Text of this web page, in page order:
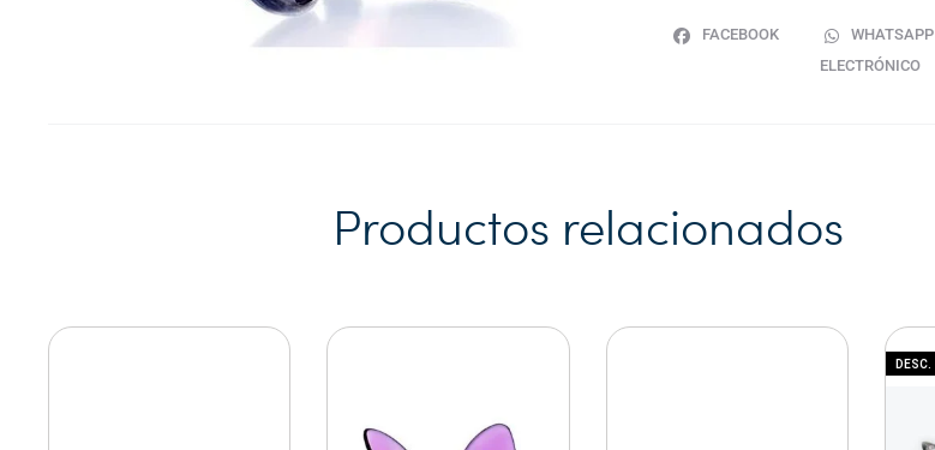
FACEBOOK WHATSAPP
ELECTRÓNICO
Productos relacionados
DESC.